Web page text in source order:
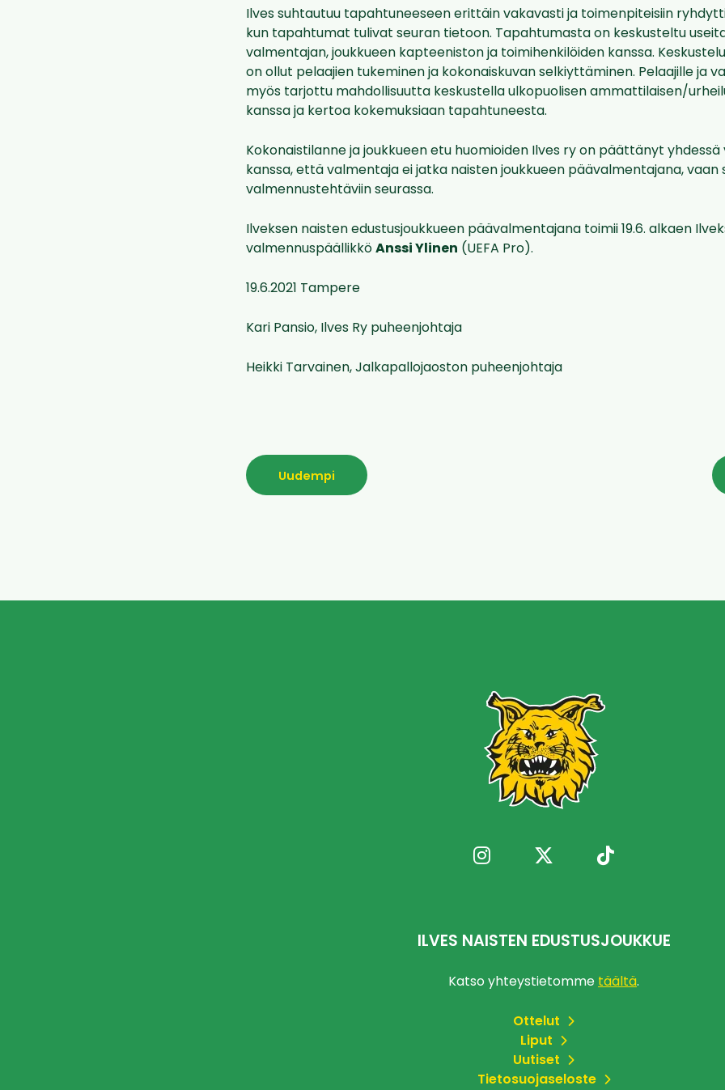
Ilves suhtautuu tapahtuneeseen erittäin vakavasti ja toimenpiteisiin
kun tapahtumat tulivat seuran tietoon. Tapahtumasta on keskusteltu
valmentajan, joukkueen kapteeniston ja toimihenkilöiden kanssa.
on ollut pelaajien tukeminen ja kokonaiskuvan selkiyttäminen. Pelaajille ja
myös tarjottu mahdollisuutta keskustella ulkopuolisen ammattilaisen/
kanssa ja kertoa kokemuksiaan tapahtuneesta.
Kokonaistilanne ja joukkueen etu huomioiden Ilves ry on päättänyt
kanssa, että valmentaja ei jatka naisten joukkueen päävalmentajana, vaan
valmennustehtäviin seurassa.
Ilveksen naisten edustusjoukkueen päävalmentajana toimii 19.6. alkaen
valmennuspäällikkö Anssi Ylinen (UEFA Pro).
19.6.2021 Tampere
Kari Pansio, Ilves Ry puheenjohtaja
Heikki Tarvainen, Jalkapallojaoston puheenjohtaja
Uudempi
ILVES NAISTEN EDUSTUSJOUKKUE
Katso yhteystietomme täältä.
Ottelut
Liput
Uutiset
Tietosuojaseloste